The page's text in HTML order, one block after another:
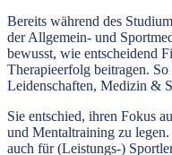
Bereits während des
der Allgemein- und
bewusst, wie entscheidend
Therapieerfolg beitragen. So
Leidenschaften, Medizin &
Sie entschied, ihren Fokus
und Mentaltraining zu
auch für (Leistungs-)